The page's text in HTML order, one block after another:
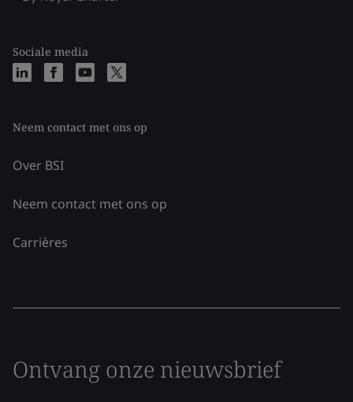
Sociale media
Neem contact met ons op
Over BSI
Neem contact met ons op
Carrières
Ontvang onze nieuwsbrief